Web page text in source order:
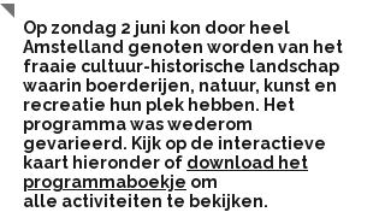
Op zondag 2 juni kon door heel
Amstelland genoten worden van het
fraaie cultuur-historische landschap
waarin boerderijen, natuur, kunst en
recreatie hun plek hebben. Het
programma was wederom
gevarieerd. Kijk op de interactieve
kaart hieronder of download het
programmaboekje om
alle activiteiten te bekijken.